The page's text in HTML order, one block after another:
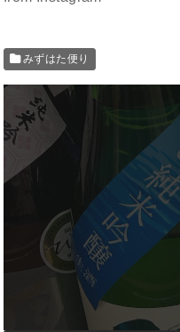
みずはた便り